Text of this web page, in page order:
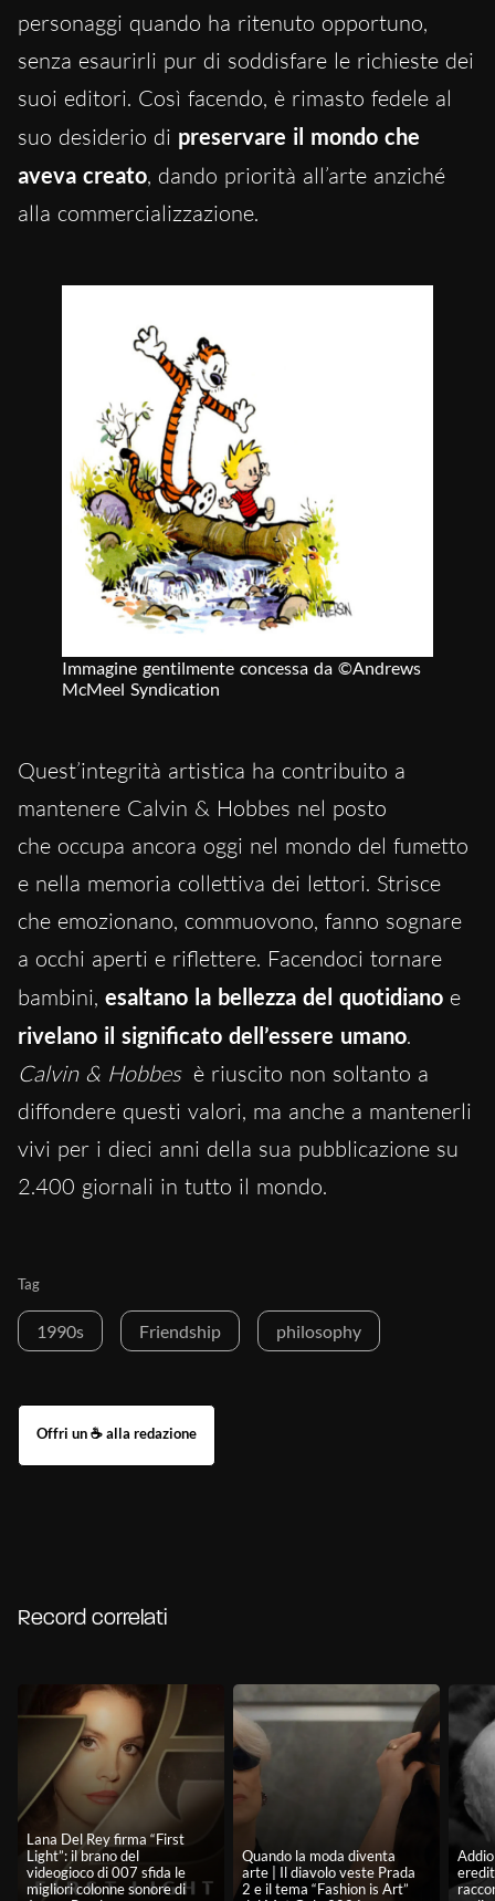
personaggi quando ha ritenuto opportuno,
senza esaurirli pur di soddisfare le richieste dei
suoi editori. Così facendo, è rimasto fedele al
suo desiderio di preservare il mondo che
aveva creato, dando priorità all’arte anziché
alla commercializzazione.
Immagine gentilmente concessa da ©Andrews
McMeel Syndication
Quest’integrità artistica ha contribuito a
mantenere Calvin & Hobbes nel posto
che occupa ancora oggi nel mondo del fumetto
e nella memoria collettiva dei lettori. Strisce
che emozionano, commuovono, fanno sognare
a occhi aperti e riflettere. Facendoci tornare
bambini, esaltano la bellezza del quotidiano e
rivelano il significato dell’essere umano.
Calvin & Hobbes è riuscito non soltanto a
diffondere questi valori, ma anche a mantenerli
vivi per i dieci anni della sua pubblicazione su
2.400 giornali in tutto il mondo.
Tag
1990s Friendship philosophy
Record correlati
Lana Del Rey firma “First
Light”: il brano del
videogioco di 007 sfida le
migliori colonne sonore di
Quando la moda diventa
arte | Il diavolo veste Prada
2 e il tema “Fashion is Art”